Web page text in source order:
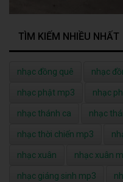
TÌM KIẾM NHIỀU NHẤT
nhạc đồng quê nhạc
nhạc phật mp3 nhạc
nhạc thánh ca nhạc
nhạc thời chiến mp3
nhạc xuân nhạc xuân
nhạc giáng sinh mp3